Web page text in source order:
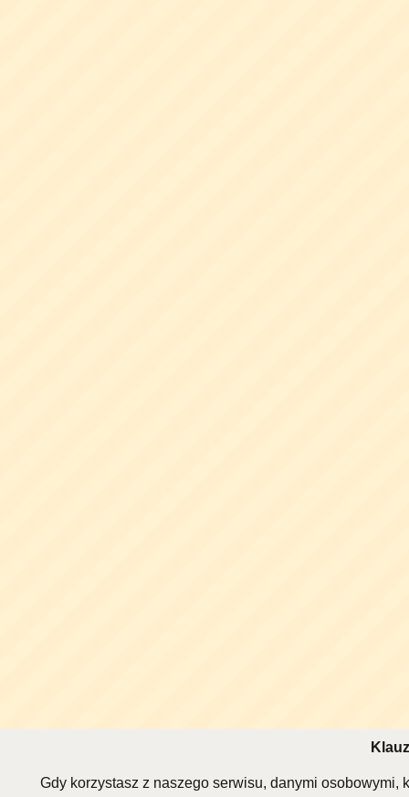
Gdy korzystasz z naszego serwisu, danymi osobowymi,